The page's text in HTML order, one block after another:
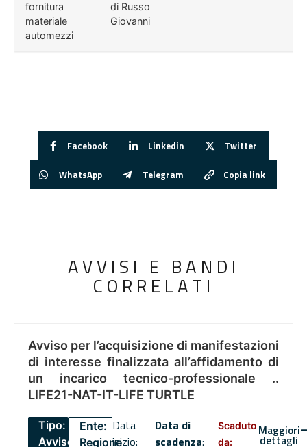
fornitura
materiale
automezzi
di Russo
Giovanni
Facebook Linkedin Twitter
WhatsApp Telegram Copia link
AVVISI E BANDI
CORRELATI
Avviso per l’acquisizione di manifestazioni
di interesse finalizzata all’affidamento di
un incarico tecnico-professionale ..
LIFE21-NAT-IT-LIFE TURTLE
Tipo:
Avviso
Ente:
Regione
Data
inizio:
Data di
scadenza:
Scaduto
da:
Maggiori
dettagli